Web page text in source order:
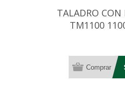
TALADRO CON
TM1100